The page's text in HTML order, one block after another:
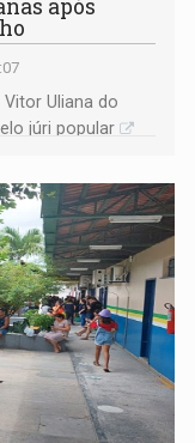
após
Uliana do
júri popular